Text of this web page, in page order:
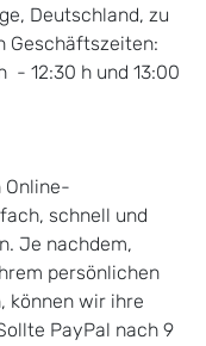
Deutschland, zu
Geschäftszeiten:
- 12:30 h und 13:00
Online-
schnell und
Je nachdem,
persönlichen
können wir ihre
PayPal nach 9